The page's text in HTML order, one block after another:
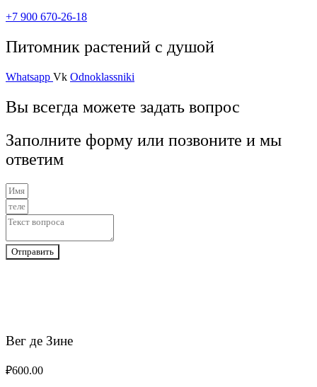
+7 900 670-26-18
Питомник растений с душой
Whatsapp Vk Odnoklassniki
Вы всегда можете задать вопрос
Заполните форму или позвоните и мы
ответим
Отправить
Вег де Зине
₽600.00